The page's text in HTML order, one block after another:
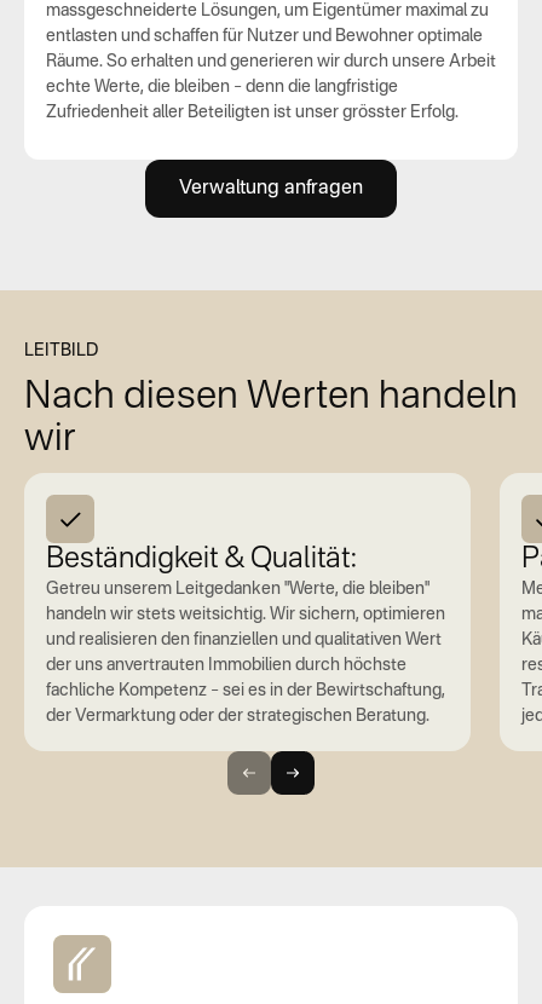
massgeschneiderte Lösungen, um Eigentümer maximal zu
entlasten und schaffen für Nutzer und Bewohner optimale
Räume. So erhalten und generieren wir durch unsere Arbeit
echte Werte, die bleiben – denn die langfristige
Zufriedenheit aller Beteiligten ist unser grösster Erfolg.
Verwaltung anfragen
LEITBILD
Nach diesen Werten handeln
wir
Beständigkeit & Qualität:
Getreu unserem Leitgedanken "Werte, die bleiben"
handeln wir stets weitsichtig. Wir sichern, optimieren
und realisieren den finanziellen und qualitativen Wert
der uns anvertrauten Immobilien durch höchste
fachliche Kompetenz – sei es in der Bewirtschaftung,
der Vermarktung oder der strategischen Beratung.